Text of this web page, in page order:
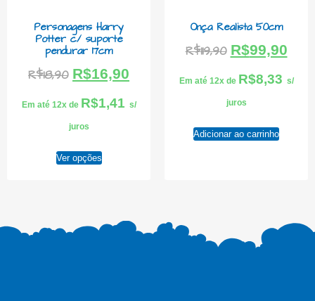
Personagens Harry
Potter c/ suporte
pendurar 17cm
R$18,90 R$16,90
Em até 12x de R$1,41 s/
juros
Ver opções
Onça Realista 50cm
R$119,90 R$99,90
Em até 12x de R$8,33 s/
juros
Adicionar ao carrinho